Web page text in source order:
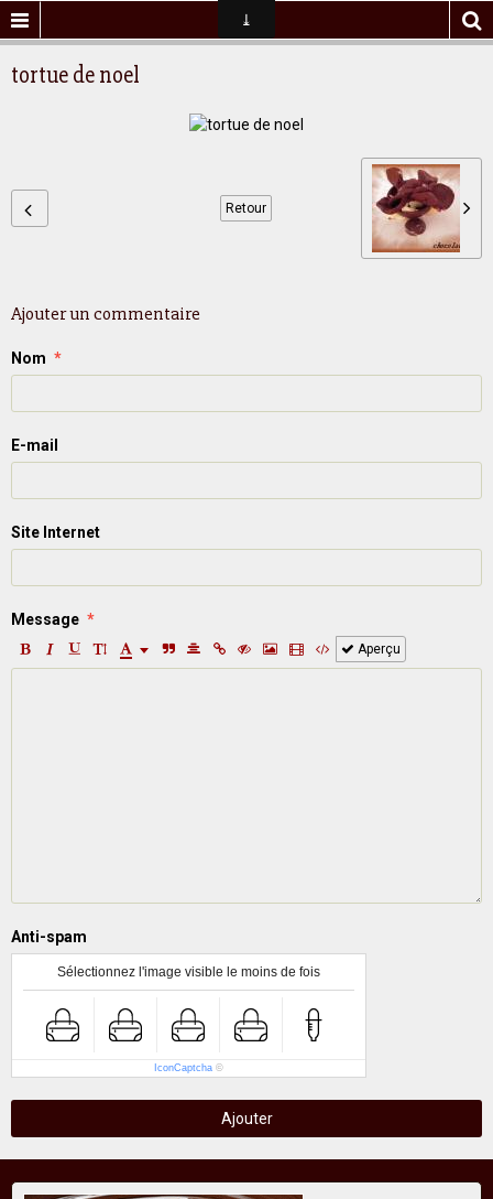
tortue de noel
Retour
Ajouter un commentaire
Nom
E-mail
Site Internet
Message
Aperçu
Anti-spam
Sélectionnez l'image visible le moins de fois
IconCaptcha ©
Ajouter